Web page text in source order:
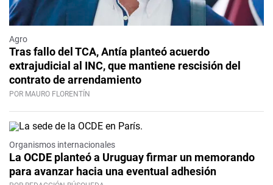
Agro
Tras fallo del TCA, Antía planteó acuerdo
extrajudicial al INC, que mantiene rescisión del
contrato de arrendamiento
POR MAURO FLORENTÍN
Organismos internacionales
La OCDE planteó a Uruguay firmar un memorando
para avanzar hacia una eventual adhesión